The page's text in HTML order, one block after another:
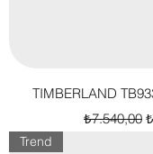
TIMBERLAND
Normal
₺7.540,00
Trend